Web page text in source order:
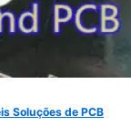
Soluções de PCB